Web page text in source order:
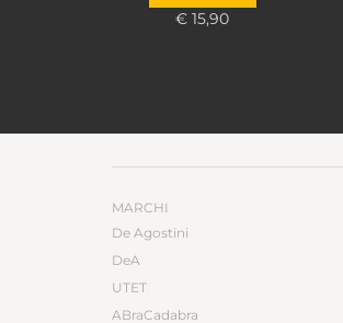
€ 15,90
MARCHI
De Agostini
DeA
UTET
ABraCadabra